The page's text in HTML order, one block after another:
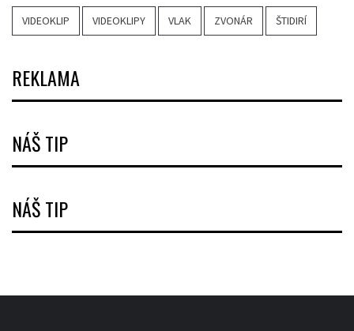
VIDEOKLIP VIDEOKLIPY VLAK ZVONÁR ŠTIDIRÍ
REKLAMA
NÁŠ TIP
NÁŠ TIP